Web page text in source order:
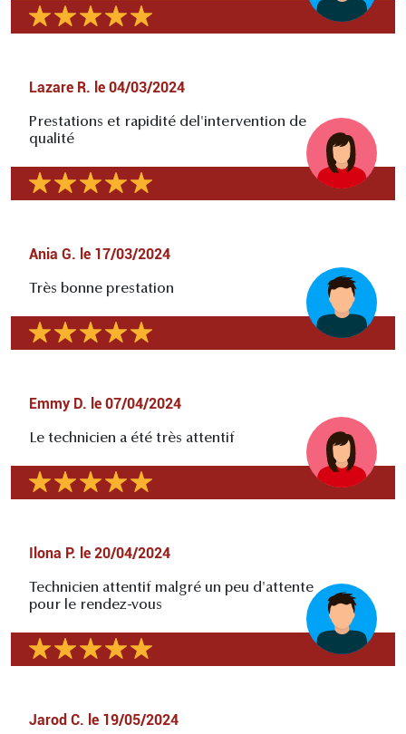
Lazare R. le 04/03/2024
Prestations et rapidité del'intervention de
qualité
Ania G. le 17/03/2024
Très bonne prestation
Emmy D. le 07/04/2024
Le technicien a été très attentif
Ilona P. le 20/04/2024
Technicien attentif malgré un peu d'attente
pour le rendez-vous
Jarod C. le 19/05/2024